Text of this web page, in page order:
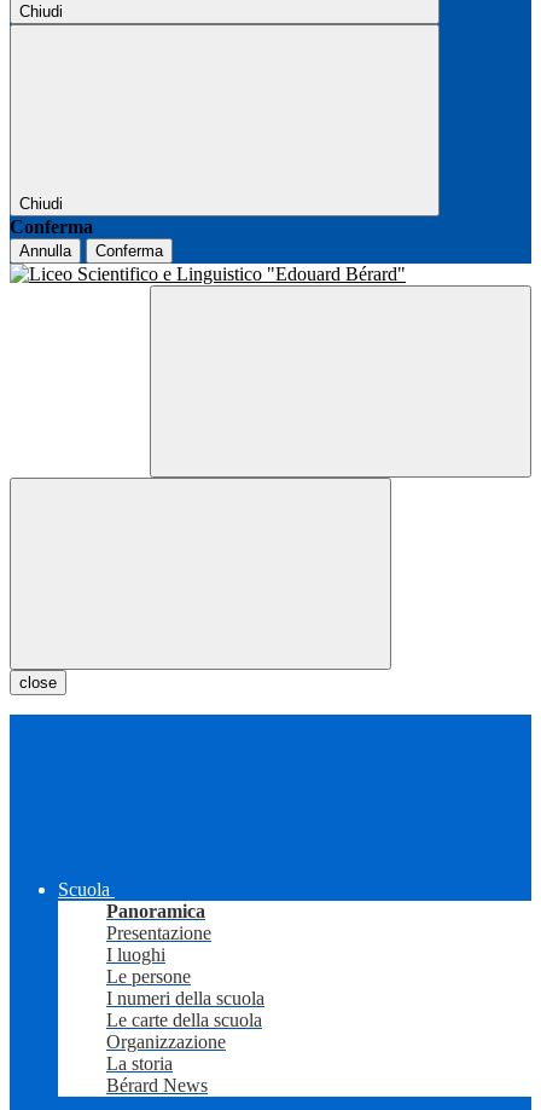
Chiudi
Chiudi
Conferma
Annulla Conferma
close
Scuola
Panoramica
Presentazione
I luoghi
Le persone
I numeri della scuola
Le carte della scuola
Organizzazione
La storia
Bérard News